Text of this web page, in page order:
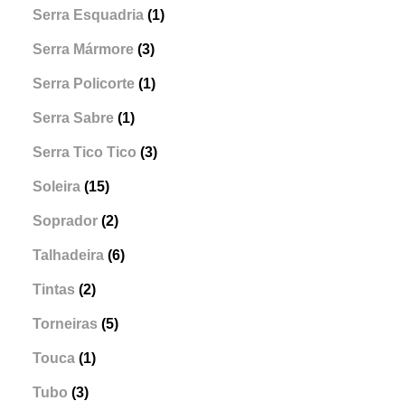
Serra Esquadria (1)
Serra Mármore (3)
Serra Policorte (1)
Serra Sabre (1)
Serra Tico Tico (3)
Soleira (15)
Soprador (2)
Talhadeira (6)
Tintas (2)
Torneiras (5)
Touca (1)
Tubo (3)